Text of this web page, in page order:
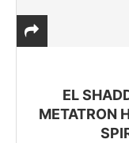
EL
METATRON